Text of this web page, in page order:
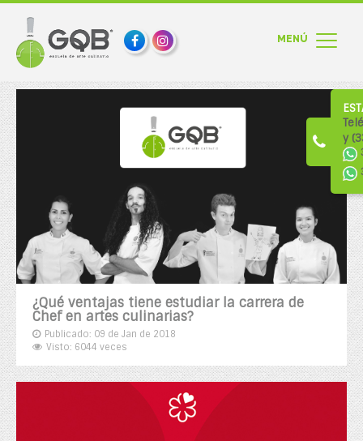
y
¿Qué ventajas tiene estudiar la carrera de
Chef en artes culinarias?
Publicado: 09 de Jan de 2018
Visto: 6044 veces